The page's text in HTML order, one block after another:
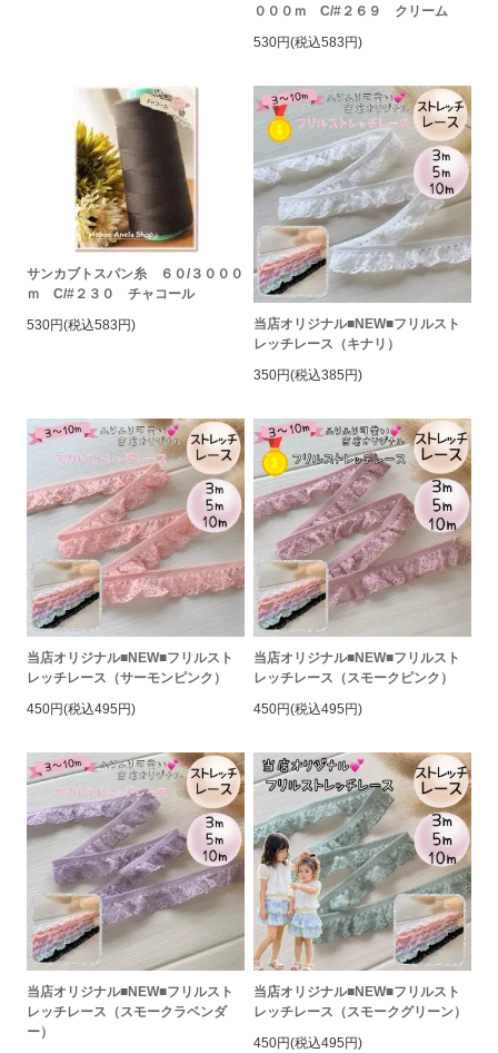
０００ｍ C/#２６９ クリーム
530円(税込583円)
サンカブトスパン糸 ６０/３０００
ｍ C/#２３０ チャコール
530円(税込583円)
当店オリジナル■NEW■フリルスト
レッチレース（キナリ）
350円(税込385円)
当店オリジナル■NEW■フリルスト
レッチレース（サーモンピンク）
450円(税込495円)
当店オリジナル■NEW■フリルスト
レッチレース（スモークピンク）
450円(税込495円)
当店オリジナル■NEW■フリルスト
レッチレース（スモークラベンダ
ー）
当店オリジナル■NEW■フリルスト
レッチレース（スモークグリーン）
450円(税込495円)